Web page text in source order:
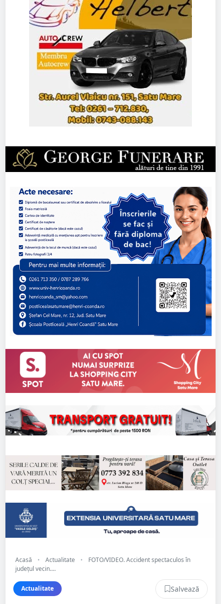
Acasă • Actualitate •
FOTO/VIDEO. Accident spectaculos în
județul vecin....
Actualitate Salvează